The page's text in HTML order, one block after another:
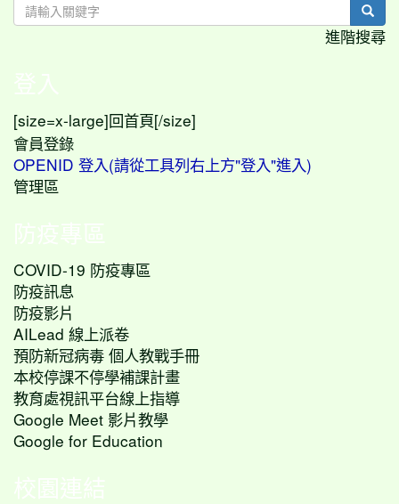
進階搜尋
登入
[size=x-large] 回首頁[/size]
會員登錄
OPENID 登入(請從工具列右上方"登入"進入)
管理區
防疫專區
COVID-19 防疫專區
防疫訊息
防疫影片
AILead 線上派卷
預防新冠病毒 個人教戰手冊
本校停課不停學補課計畫
教育處視訊平台線上指導
Google Meet 影片教學
Google for Education
校園連結